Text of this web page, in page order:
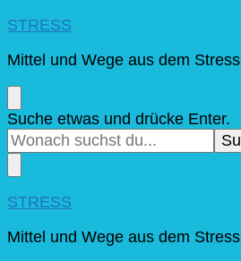
STRESS
Mittel und Wege aus dem Stress
Suchst
du
nach
etwas?
Suche etwas und drücke Enter.
STRESS
Mittel und Wege aus dem Stress